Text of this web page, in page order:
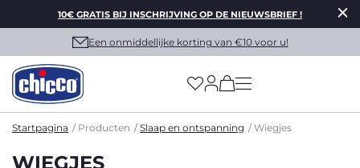
10€ GRATIS BIJ INSCHRIJVING OP DE NIEUWSBRIEF !
Een onmiddellijke korting van €10 voor u!
(has more options
Startpagina Producten Slaap en ontspanning Wiegjes
WIEGJES